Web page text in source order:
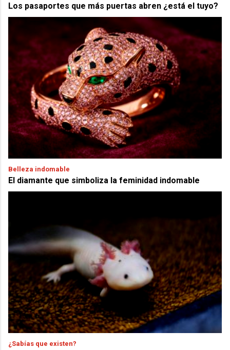
Los pasaportes que más puertas abren ¿está el tuyo?
Belleza indomable
El diamante que simboliza la feminidad indomable
¿Sabías que existen?